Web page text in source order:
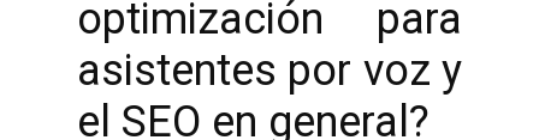
optimización para
asistentes por voz y
el SEO en general?